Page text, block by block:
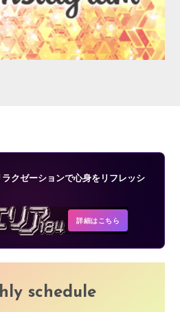
クゼーションで心身をリフレッシ
詳細はこちら
schedule